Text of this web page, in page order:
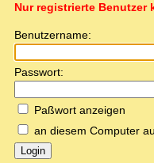
Nur registrierte Benutzer
Benutzername:
Passwort:
Paßwort anzeigen
an diesem Computer
Login